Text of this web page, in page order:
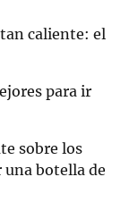
caliente: el
para ir
sobre los
una botella de